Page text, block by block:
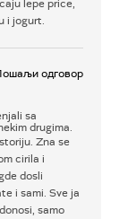
lepe price,
i jogurt.
одговор
sa
drugima.
Zna se
cirila i
dosli
i sami. Sve ja
samo